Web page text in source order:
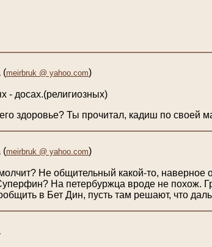
(meirbruk @ yahoo.com)
- досах.(религиозных)
здоровье? Ты прочитал, кадиш по
(meirbruk @ yahoo.com)
Не общительный какой-то, наверное
На петербуржца вроде не похож.
в Бет Дин, пусть там решают, что